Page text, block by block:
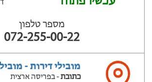
מספר טלפון
072-255-00-22
מובילי דירות -
כתובת- בפריסה ארצית